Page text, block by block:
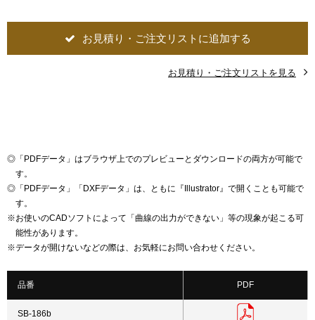
お見積り・ご注文リストに追加する
お見積り・ご注文リストを見る
◎ 「PDFデータ」はブラウザ上でのプレビューとダウンロードの両方が可能で
す。
◎ 「PDFデータ」「DXFデータ」は、ともに『Illustrator』で開くことも可能で
す。
※お使いのCADソフトによって「曲線の出力ができない」等の現象が起こる可
能性があります。
※データが開けないなどの際は、お気軽にお問い合わせください。
品番 PDF
SB-186b